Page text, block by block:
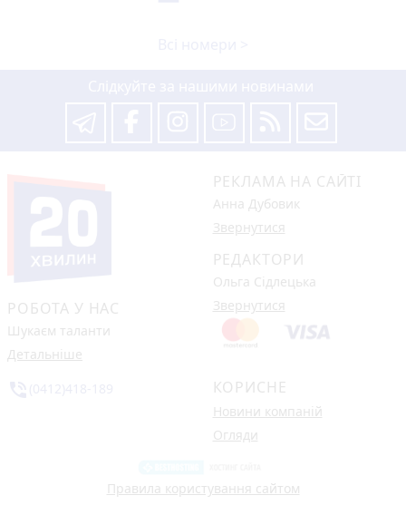
РОБОТА У НАС
Шукаєм таланти
Детальніше
РЕКЛАМА НА САЙТІ
Анна Дубовик
Звернутися
РЕДАКТОРИ
Ольга Сідлецька
Звернутися
КОРИСНЕ
Новини компаній
Огляди
Правила користування сайтом